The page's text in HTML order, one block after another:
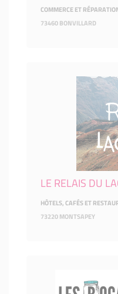
COMMERCE ET
73460 BONVILLARD
LE RELAIS DU
HÔTELS, CAFÉS ET
73220 MONTSAPEY